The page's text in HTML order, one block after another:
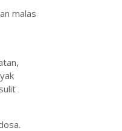
malas